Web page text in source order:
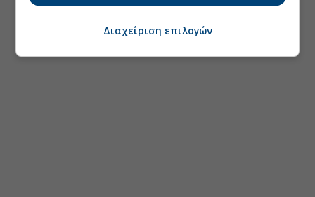
Διαχείριση επιλογών